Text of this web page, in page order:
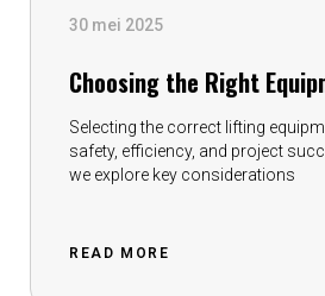
30 mei 2025
Choosing the Right
Selecting the correct lifting
safety, efficiency, and project
we explore key considerations
READ MORE